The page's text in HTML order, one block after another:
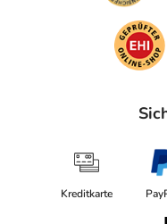
Kreditkarte